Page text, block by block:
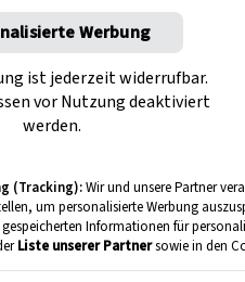
Werbung
ist jederzeit widerrufbar.
vor Nutzung deaktiviert
werden.
(Tracking):Wir und unsere Partner
um personalisierte Werbung
Informationen für
Liste unserer Partnersowie in den